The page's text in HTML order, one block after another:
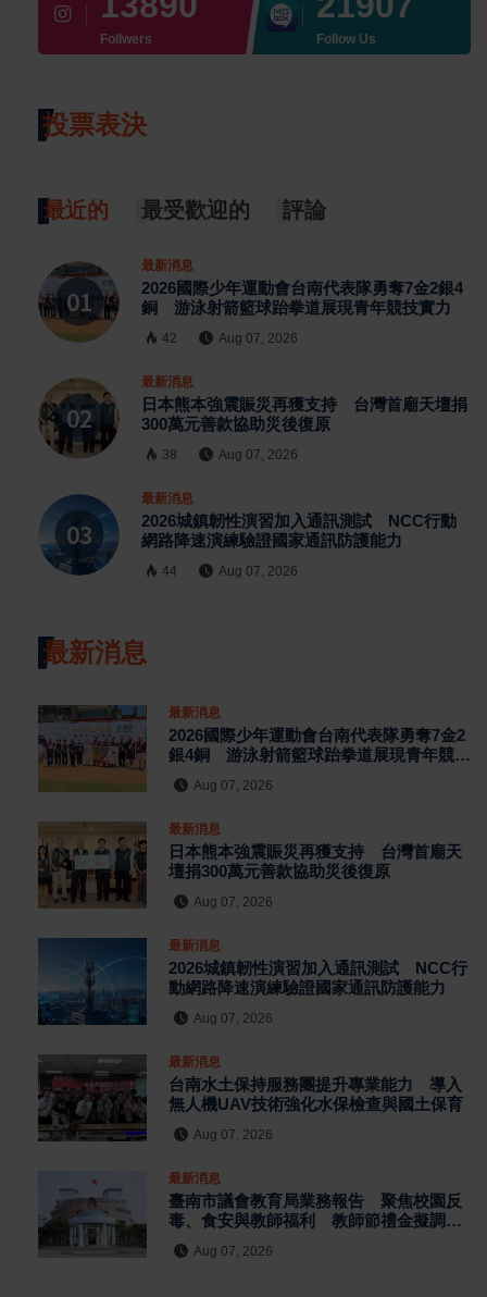
Follwers Follow Us
投票表決
最近的 最受歡迎的 評論
最新消息
2026國際少年運動會台南代表隊勇奪7金2銀4
銅 游泳射箭籃球跆拳道展現青年競技實力
42 Aug 07, 2026
最新消息
日本熊本強震賑災再獲支持 台灣首廟天壇捐
300萬元善款協助災後復原
38 Aug 07, 2026
最新消息
2026城鎮韌性演習加入通訊測試 NCC行動
網路降速演練驗證國家通訊防護能力
44 Aug 07, 2026
最新消息
最新消息
2026國際少年運動會台南代表隊勇奪7金2
銀4銅 游泳射箭籃球跆拳道展現青年競技
實力
Aug 07, 2026
最新消息
日本熊本強震賑災再獲支持 台灣首廟天
壇捐300萬元善款協助災後復原
Aug 07, 2026
最新消息
2026城鎮韌性演習加入通訊測試 NCC行
動網路降速演練驗證國家通訊防護能力
Aug 07, 2026
最新消息
台南水土保持服務團提升專業能力 導入
無人機UAV技術強化水保檢查與國土保育
Aug 07, 2026
最新消息
臺南市議會教育局業務報告 聚焦校園反
毒、食安與教師福利 教師節禮金擬調升
至千元
Aug 07, 2026